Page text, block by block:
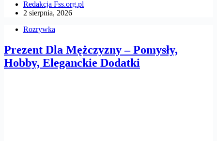
Redakcja Fss.org.pl
2 sierpnia, 2026
Rozrywka
Prezent Dla Mężczyzny – Pomysły,
Hobby, Eleganckie Dodatki